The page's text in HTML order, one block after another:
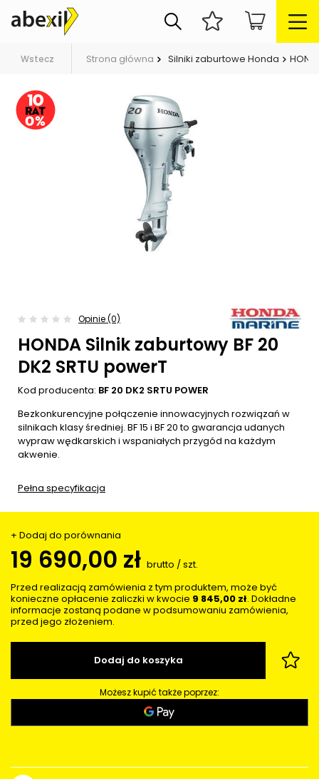
Wstecz Strona główna Silniki zaburtowe Honda
Opinie (0)
HONDA Silnik zaburtowy BF 20
DK2 SRTU powerT
Kod producenta: BF 20 DK2 SRTU POWER
Bezkonkurencyjne połączenie innowacyjnych rozwiązań w
silnikach klasy średniej. BF 15 i BF 20 to gwarancja udanych
wypraw wędkarskich i wspaniałych przygód na każdym
akwenie.
Pełna specyfikacja
+ Dodaj do porównania
19 690,00 zł brutto / szt.
Przed realizacją zamówienia z tym produktem, może być
konieczne opłacenie zaliczki w kwocie 9 845,00 zł. Dokładne
informacje zostaną podane w podsumowaniu zamówienia,
przed jego złożeniem.
Dodaj do koszyka
Możesz kupić także poprzez: